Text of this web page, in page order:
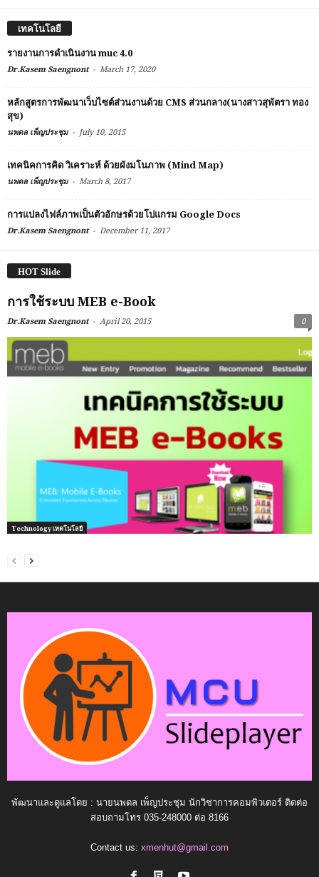
เทคโนโลยี
รายงานการดำเนินงาน muc 4.0
Dr.Kasem Saengnont - March 17, 2020
หลักสูตรการพัฒนาเว็บไซต์ส่วนงานด้วย CMS ส่วนกลาง(นางสาวสุพัตรา ทอง
สุข)
นพดล เพ็ญประชุม - July 10, 2015
เทคนิคการคิด วิเคราะห์ ด้วยผังมโนภาพ (Mind Map)
นพดล เพ็ญประชุม - March 8, 2017
การแปลงไฟล์ภาพเป็นตัวอักษรด้วยโปแกรม Google Docs
Dr.Kasem Saengnont - December 11, 2017
HOT Slide
การใช้ระบบ MEB e-Book
Dr.Kasem Saengnont - April 20, 2015 0
Technology เทคโนโลยี
พัฒนาและดูแลโดย : นายนพดล เพ็ญประชุม นักวิชาการคอมพิวเตอร์ ติดต่อ
สอบถามโทร 035-248000 ต่อ 8166
Contact us: xmenhut@gmail.com